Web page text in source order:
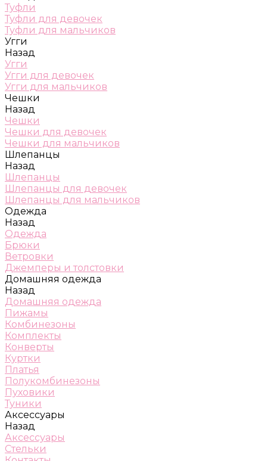
Туфли
Туфли для девочек
Туфли для мальчиков
Угги
Назад
Угги
Угги для девочек
Угги для мальчиков
Чешки
Назад
Чешки
Чешки для девочек
Чешки для мальчиков
Шлепанцы
Назад
Шлепанцы
Шлепанцы для девочек
Шлепанцы для мальчиков
Одежда
Назад
Одежда
Брюки
Ветровки
Джемперы и толстовки
Домашняя одежда
Назад
Домашняя одежда
Пижамы
Комбинезоны
Комплекты
Конверты
Куртки
Платья
Полукомбинезоны
Пуховики
Туники
Аксессуары
Назад
Аксессуары
Стельки